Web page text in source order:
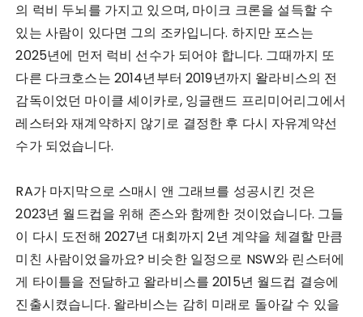
의 럭비 두뇌를 가지고 있으며, 마이크 크론을 설득할 수
있는 사람이 있다면 그의 조카입니다. 하지만 포스는
2025년에 먼저 럭비 선수가 되어야 합니다. 그때까지 또
다른 다크호스는 2014년부터 2019년까지 왈라비스의 전
감독이었던 마이클 셰이카로, 잉글랜드 프리미어리그에서
레스터와 재계약하지 않기로 결정한 후 다시 자유계약선
수가 되었습니다.
RA가 마지막으로 스매시 앤 그래브를 성공시킨 것은
2023년 월드컵을 위해 존스와 함께한 것이었습니다. 그들
이 다시 도전해 2027년 대회까지 2년 계약을 체결할 만큼
미친 사람이었을까요? 비슷한 일정으로 NSW와 린스터에
게 타이틀을 전달하고 왈라비스를 2015년 월드컵 결승에
진출시켰습니다. 왈라비스는 감히 미래로 돌아갈 수 있을